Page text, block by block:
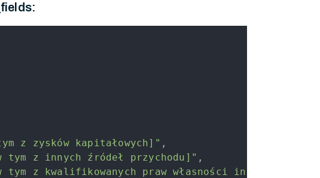
z zysków kapitałowych]" ,
tym z innych źródeł przychodu]" ,
tym z kwalifikowanych praw własności